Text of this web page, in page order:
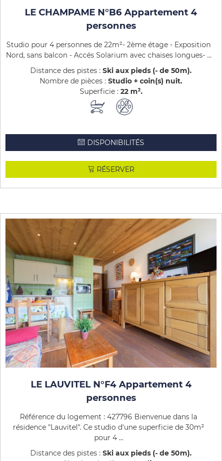
LE CHAMPAME N°B6 Appartement 4
personnes
Studio pour 4 personnes de 22m²- 2ème étage - Exposition
Nord, sans balcon - Accés Solarium avec chaises longues- ...
Distance des pistes : Ski aux pieds (- de 50m)
Nombre de pièces : Studio + coin(s) nuit
Superficie : 22 m²
DISPONIBILITÉS
RÉSERVER
LE LAUVITEL N°F4 Appartement 4
personnes
Référence du logement : 427796 Bienvenue dans la
résidence "Lauvitel". Ce studio d'une superficie de 30m²
pour 4 ...
Distance des pistes : Ski aux pieds (- de 50m)